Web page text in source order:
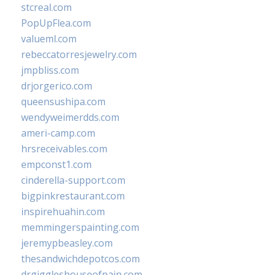
stcreal.com
PopUpFlea.com
valueml.com
rebeccatorresjewelry.com
jmpbliss.com
drjorgerico.com
queensushipa.com
wendyweimerdds.com
ameri-camp.com
hrsreceivables.com
empconst1.com
cinderella-support.com
bigpinkrestaurant.com
inspirehuahin.com
memmingerspainting.com
jeremypbeasley.com
thesandwichdepotcos.com